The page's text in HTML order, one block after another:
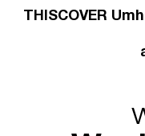
THISCOVER